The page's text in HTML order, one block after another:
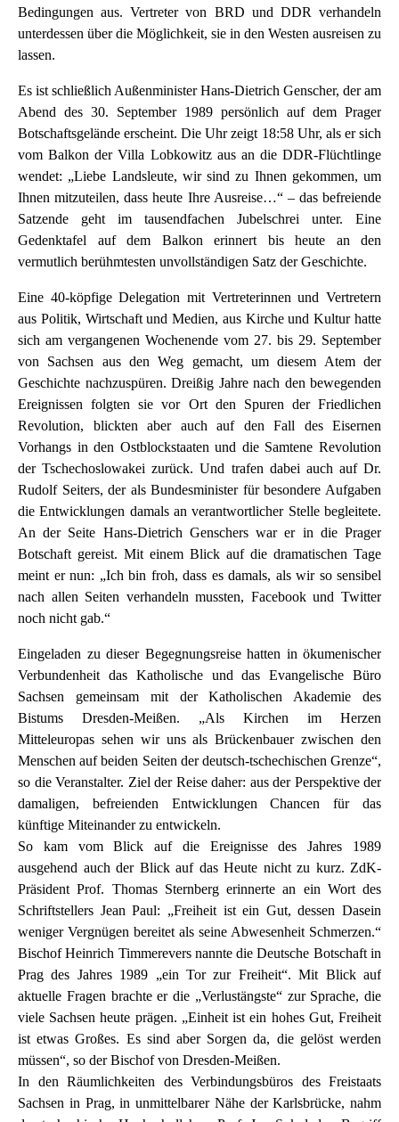
Bedingungen aus. Vertreter von BRD und DDR verhandeln
unterdessen über die Möglichkeit, sie in den Westen ausreisen zu
lassen.
Es ist schließlich Außenminister Hans-Dietrich Genscher, der am
Abend des 30. September 1989 persönlich auf dem Prager
Botschaftsgelände erscheint. Die Uhr zeigt 18:58 Uhr, als er sich
vom Balkon der Villa Lobkowitz aus an die DDR-Flüchtlinge
wendet: „Liebe Landsleute, wir sind zu Ihnen gekommen, um
Ihnen mitzuteilen, dass heute Ihre Ausreise…“ – das befreiende
Satzende geht im tausendfachen Jubelschrei unter. Eine
Gedenktafel auf dem Balkon erinnert bis heute an den
vermutlich berühmtesten unvollständigen Satz der Geschichte.
Eine 40-köpfige Delegation mit Vertreterinnen und Vertretern
aus Politik, Wirtschaft und Medien, aus Kirche und Kultur hatte
sich am vergangenen Wochenende vom 27. bis 29. September
von Sachsen aus den Weg gemacht, um diesem Atem der
Geschichte nachzuspüren. Dreißig Jahre nach den bewegenden
Ereignissen folgten sie vor Ort den Spuren der Friedlichen
Revolution, blickten aber auch auf den Fall des Eisernen
Vorhangs in den Ostblockstaaten und die Samtene Revolution
der Tschechoslowakei zurück. Und trafen dabei auch auf Dr.
Rudolf Seiters, der als Bundesminister für besondere Aufgaben
die Entwicklungen damals an verantwortlicher Stelle begleitete.
An der Seite Hans-Dietrich Genschers war er in die Prager
Botschaft gereist. Mit einem Blick auf die dramatischen Tage
meint er nun: „Ich bin froh, dass es damals, als wir so sensibel
nach allen Seiten verhandeln mussten, Facebook und Twitter
noch nicht gab.“
Eingeladen zu dieser Begegnungsreise hatten in ökumenischer
Verbundenheit das Katholische und das Evangelische Büro
Sachsen gemeinsam mit der Katholischen Akademie des
Bistums Dresden-Meißen. „Als Kirchen im Herzen
Mitteleuropas sehen wir uns als Brückenbauer zwischen den
Menschen auf beiden Seiten der deutsch-tschechischen Grenze“,
so die Veranstalter. Ziel der Reise daher: aus der Perspektive der
damaligen, befreienden Entwicklungen Chancen für das
künftige Miteinander zu entwickeln.
So kam vom Blick auf die Ereignisse des Jahres 1989
ausgehend auch der Blick auf das Heute nicht zu kurz. ZdK-
Präsident Prof. Thomas Sternberg erinnerte an ein Wort des
Schriftstellers Jean Paul: „Freiheit ist ein Gut, dessen Dasein
weniger Vergnügen bereitet als seine Abwesenheit Schmerzen.“
Bischof Heinrich Timmerevers nannte die Deutsche Botschaft in
Prag des Jahres 1989 „ein Tor zur Freiheit“. Mit Blick auf
aktuelle Fragen brachte er die „Verlustängste“ zur Sprache, die
viele Sachsen heute prägen. „Einheit ist ein hohes Gut, Freiheit
ist etwas Großes. Es sind aber Sorgen da, die gelöst werden
müssen“, so der Bischof von Dresden-Meißen.
In den Räumlichkeiten des Verbindungsbüros des Freistaats
Sachsen in Prag, in unmittelbarer Nähe der Karlsbrücke, nahm